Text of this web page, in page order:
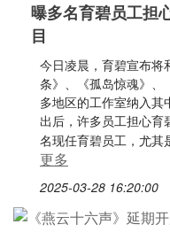
曝多名育碧员工担
目
今日凌晨，育碧宣布将
条》、《孤岛惊魂》、
多地区的工作室纳入
出后，许多员工担心育
名现任育碧员工，尤其
更多
2025-03-28 16:20:00